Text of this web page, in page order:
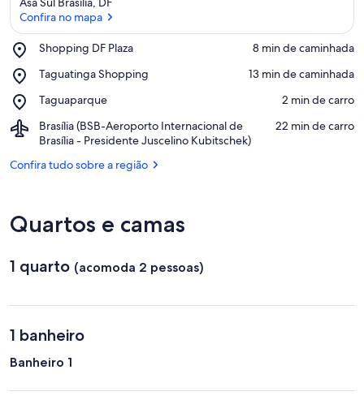
Confira no mapa
Shopping DF Plaza
Place,
DF
‪8 min de caminhada‬
Taguatinga Shopping
Place,
Shopping
‪13 min de caminhada‬
Taguaparque
Place,
‪2 min de carro‬
Brasília (BSB-Aeroporto Internacional de
Brasília - Presidente Juscelino Kubitschek)
Airport,
Brasília
Aeroporto
Kubitschek)
‪22 min de carro‬
Confira tudo sobre a região
Quartos e camas
1 quarto (acomoda 2 pessoas)
1 banheiro
Banheiro 1